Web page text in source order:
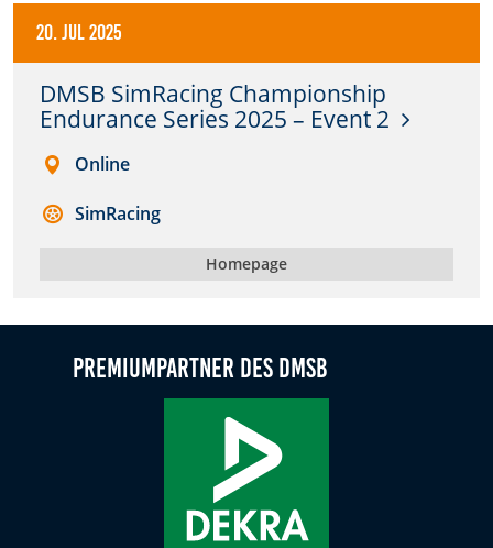
20. Jul 2025
DMSB SimRacing Championship
Endurance Series 2025 – Event 2
Online
SimRacing
Homepage
Premiumpartner des DMSB
gw-cookie-bgimage
Anbieter:
DMSB
Zweck:
verwendeten Hintergrundbildern der Website.
Cookie Consent